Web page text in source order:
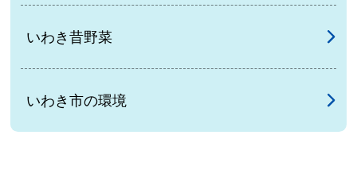
いわき昔野菜
いわき市の環境